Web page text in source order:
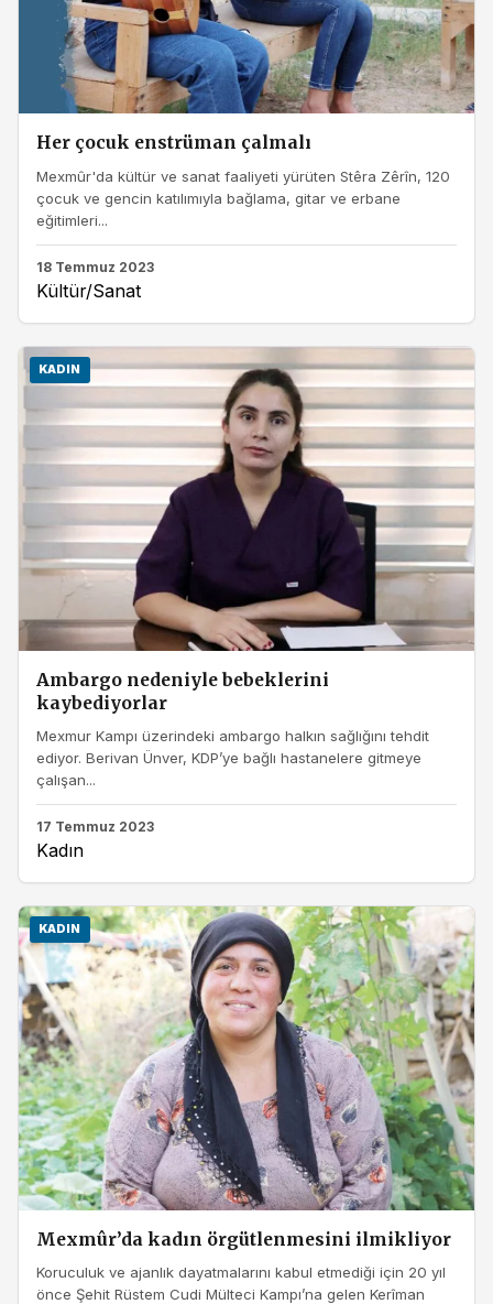
Her çocuk enstrüman çalmalı
Mexmûr'da kültür ve sanat faaliyeti yürüten Stêra Zêrîn, 120
çocuk ve gencin katılımıyla bağlama, gitar ve erbane
eğitimleri...
18 Temmuz 2023
Kültür/Sanat
KADIN
Ambargo nedeniyle bebeklerini
kaybediyorlar
Mexmur Kampı üzerindeki ambargo halkın sağlığını tehdit
ediyor. Berivan Ünver, KDP’ye bağlı hastanelere gitmeye
çalışan...
17 Temmuz 2023
Kadın
KADIN
Mexmûr’da kadın örgütlenmesini ilmikliyor
Koruculuk ve ajanlık dayatmalarını kabul etmediği için 20 yıl
önce Şehit Rüstem Cudi Mülteci Kampı’na gelen Kerîman